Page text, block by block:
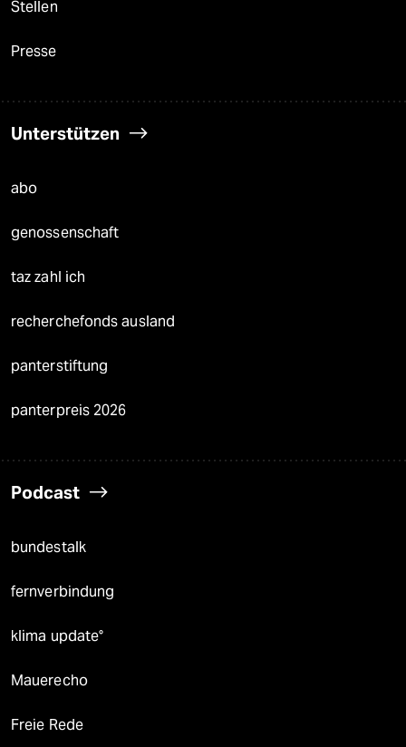
Stellen
Presse
Unterstützen
abo
genossenschaft
taz zahl ich
recherchefonds ausland
panterstiftung
panterpreis 2026
Podcast
bundestalk
fernverbindung
klima update°
Mauerecho
Freie Rede